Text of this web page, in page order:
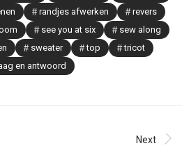
randjes afwerken
revers
see you at six
sew along
sweater top
tricot
en antwoord
Next